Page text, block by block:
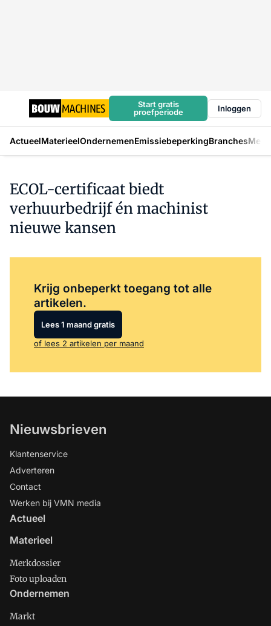
Start gratis
proefperiode
Inloggen
ActueelMaterieelOndernemenEmissiebeperkingBranches
ECOL-certificaat biedt
verhuurbedrijf én machinist
nieuwe kansen
Krijg onbeperkt toegang tot alle
artikelen.
Lees 1 maand gratis
of lees 2 artikelen per maand
Nieuwsbrieven
Klantenservice
Adverteren
Contact
Werken bij VMN media
Actueel
Materieel
Merkdossier
Foto uploaden
Ondernemen
Markt